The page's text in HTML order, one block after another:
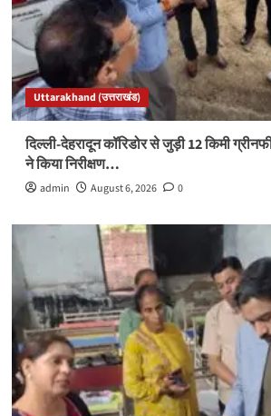
Uttarakhand (उत्तराखंड)
दिल्ली-देहरादून कॉरिडोर से जुड़ी 12 किमी
ने किया निरीक्षण…
admin August 6, 2026 0